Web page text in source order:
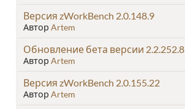
Версия zWorkBench 2.0.148.9
Автор Artem
Обновление бета версии 2.2.252.8
Автор Artem
Версия zWorkBench 2.0.155.22
Автор Artem